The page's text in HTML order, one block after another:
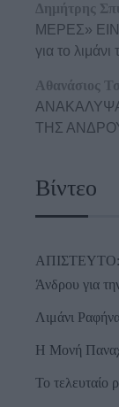
Δημήτρης
ΜΕΡΕΣ»
για το
Αθανάσιος
ΤΗΣ
Βίντεο
ΑΠΙΣΤΕΥΤΟ:
Άνδρου για
Λιμάνι
Η Μονή
Το τελευταίο